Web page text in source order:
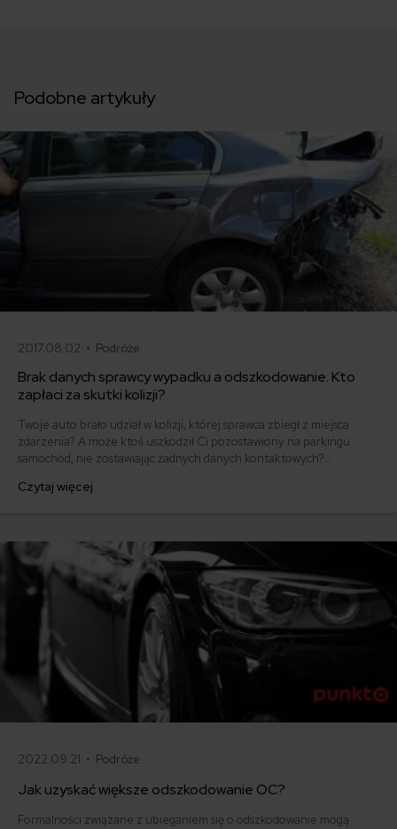
Podobne artykuły
2017.08.02 • Podróże
Brak danych sprawcy wypadku a odszkodowanie. Kto
zapłaci za skutki kolizji?
Twoje auto brało udział w kolizji, której sprawca zbiegł z miejsca
zdarzenia? A może ktoś uszkodził Ci pozostawiony na parkingu
samochód, nie zostawiając żadnych danych kontaktowych?
Sprawdź, czy należy Ci się odszkodowanie i jak je uzyskać.
Czytaj więcej
2022.09.21 • Podróże
Jak uzyskać większe odszkodowanie OC?
Formalności związane z ubieganiem się o odszkodowanie mogą